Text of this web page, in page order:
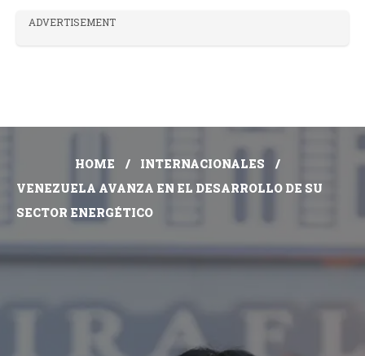
ADVERTISEMENT
HOME
INTERNACIONALES
VENEZUELA AVANZA EN EL DESARROLLO DE SU
SECTOR ENERGÉTICO